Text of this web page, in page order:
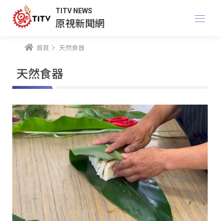
TITV NEWS
原視新聞網
首頁 天然食器
天然食器